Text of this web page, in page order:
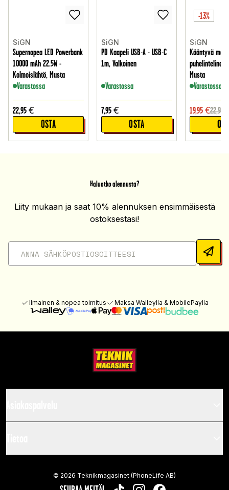
SiGN
Supernopea LED Powerbank
10000 mAh 22.5W -
Kolmoislähtö, Musta
Varastossa
22,95 €
OSTA
SiGN
PD Kaapeli USB-A - USB-C
1m, Valkoinen
Varastossa
7,95 €
OSTA
-13%
SiGN
Kääntyvä
puhelinteline
Musta
Varastossa
19,95 €22,95
Haluatko alennusta?
Liity mukaan ja saat 10% alennuksen ensimmäisestä
ostoksestasi!
Ilmainen & nopea toimitus Maksa Walleylla & MobilePaylla
© 2026 Teknikmagasinet (PhoneLife AB)